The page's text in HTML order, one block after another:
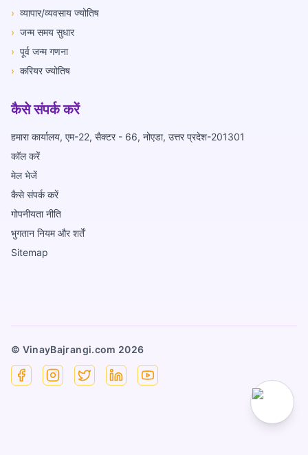
› व्यापार/व्यवसाय ज्योतिष
› जन्म समय सुधार
› पूर्व जन्म गणना
› करियर ज्योतिष
कैसे संपर्क करें
हमारा कार्यालय, एम-22, सैक्टर - 66, नोएडा, उत्तर प्रदेश-201301
कॉल करें
मेल भेजें
कैसे संपर्क करें
गोपनीयता नीति
भुगतान नियम और शर्तें
Sitemap
© VinayBajrangi.com 2026
FacebookInstagram
X LinkedinYouTube